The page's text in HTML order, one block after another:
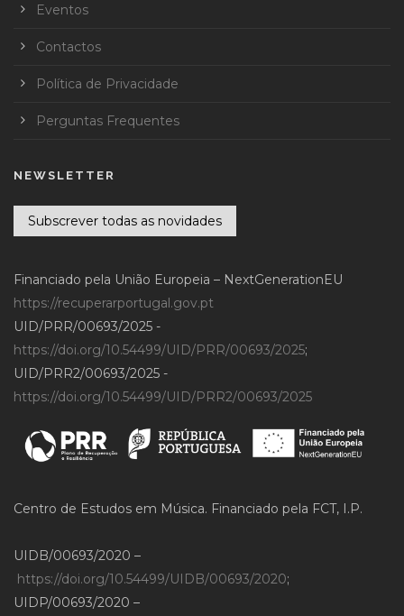
Eventos
Contactos
Política de Privacidade
Perguntas Frequentes
NEWSLETTER
Subscrever todas as novidades
Financiado pela União Europeia – NextGenerationEU
https://recuperarportugal.gov.pt
UID/PRR/00693/2025 -
https://doi.org/10.54499/UID/PRR/00693/2025;
UID/PRR2/00693/2025 -
https://doi.org/10.54499/UID/PRR2/00693/2025
Centro de Estudos em Música. Financiado pela FCT, I.P.
UIDB/00693/2020 –
https://doi.org/10.54499/UIDB/00693/2020;
UIDP/00693/2020 –